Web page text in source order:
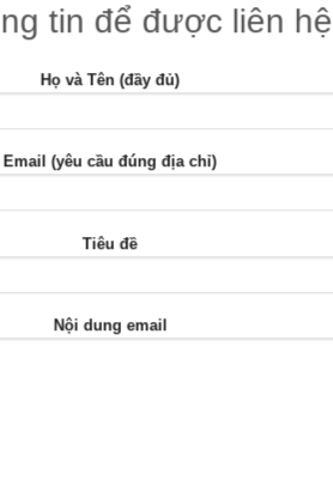
tin để được liên hệ
Họ và Tên (đầy đủ)
Email (yêu cầu đúng địa chỉ)
Tiêu đề
Nội dung email